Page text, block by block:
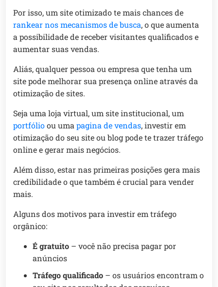
Por isso, um site otimizado te mais chances de
rankear nos mecanismos de busca, o que aumenta
a possibilidade de receber visitantes qualificados e
aumentar suas vendas.
Aliás, qualquer pessoa ou empresa que tenha um
site pode melhorar sua presença online através da
otimização de sites.
Seja uma loja virtual, um site institucional, um
portfólioou umapagina de vendas, investir em
otimização do seu site ou blog pode te trazer tráfego
online e gerar mais negócios.
Além disso, estar nas primeiras posições gera mais
credibilidade o que também é crucial para vender
mais.
Alguns dos motivos para investir em tráfego
orgânico:
É gratuito – você não precisa pagar por
anúncios
Tráfego qualificado – os usuários encontram o